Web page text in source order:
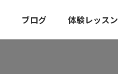
ブログ 体験レッスン